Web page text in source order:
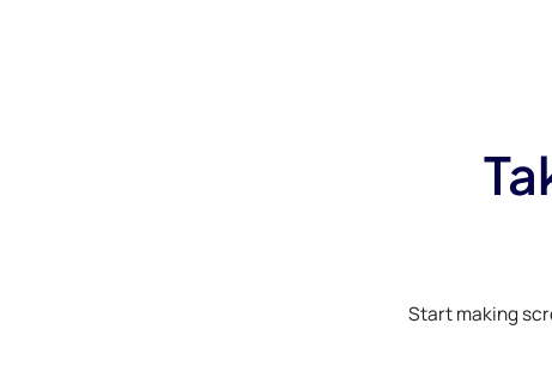
Start making